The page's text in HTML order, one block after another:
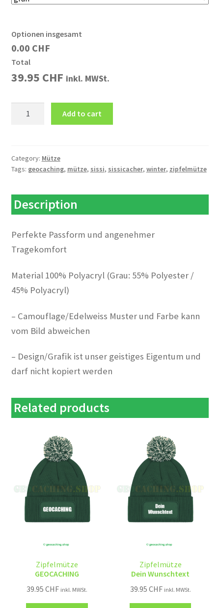
Optionen insgesamt
0.00 CHF
Total
39.95 CHF inkl. MWSt.
Add to cart
Category: Mütze
Tags: geocaching, mütze, sissi, sissicacher, winter, zipfelmütze
Description
Perfekte Passform und angenehmer
Tragekomfort
Material 100% Polyacryl (Grau: 55% Polyester /
45% Polyacryl)
– Camouflage/Edelweiss Muster und Farbe kann
vom Bild abweichen
– Design/Grafik ist unser geistiges Eigentum und
darf nicht kopiert werden
Related products
Zipfelmütze
GEOCACHING
39.95CHF inkl. MWSt.
Zipfelmütze
Dein Wunschtext
39.95 CHF inkl. MWSt.